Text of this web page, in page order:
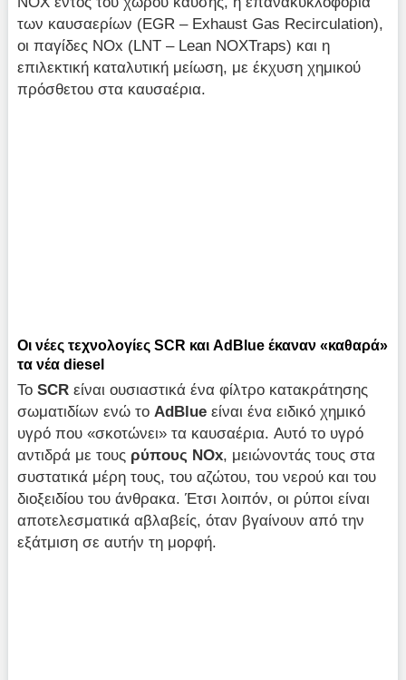
των καυσαερίων (EGR – Εxhaust Gas Recirculation),
οι παγίδες ΝOx (LNT – Lean NOXTraps) και η
επιλεκτική καταλυτική μείωση, με έκχυση χημικού
πρόσθετου στα καυσαέρια.
Οι νέες τεχνολογίες SCR και AdBlue έκαναν «καθαρά»
τα νέα diesel
ΤοSCR είναι ουσιαστικά ένα φίλτρο κατακράτησης
σωματιδίων ενώ το AdBlue είναι ένα ειδικό χημικό
υγρό που «σκοτώνει» τα καυσαέρια. Αυτό το υγρό
αντιδρά με τους ρύπους NOx, μειώνοντάς τους στα
συστατικά μέρη τους, του αζώτου, του νερού και του
διοξειδίου του άνθρακα. Έτσι λοιπόν, οι ρύποι είναι
αποτελεσματικά αβλαβείς, όταν βγαίνουν από την
εξάτμιση σε αυτήν τη μορφή.